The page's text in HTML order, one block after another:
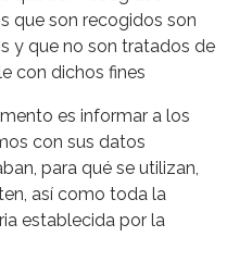
que son recogidos son
y que no son tratados de
con dichos fines
es informar a los
con sus datos
para qué se utilizan,
así como toda la
establecida por la